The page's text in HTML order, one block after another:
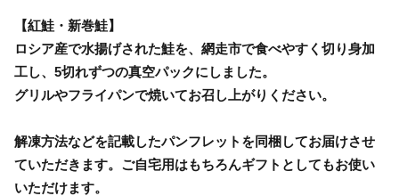
【紅鮭・新巻鮭】
ロシア産で水揚げされた鮭を、網走市で食べやすく切り身加
工し、5切れずつの真空パックにしました。
グリルやフライパンで焼いてお召し上がりください。
解凍方法などを記載したパンフレットを同梱してお届けさせ
ていただきます。ご自宅用はもちろんギフトとしてもお使い
いただけます。